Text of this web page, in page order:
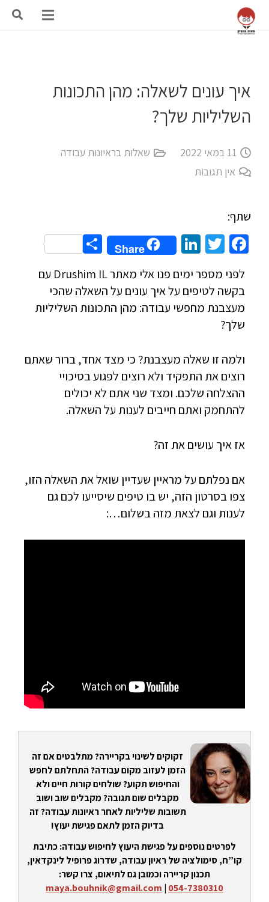
איך עונים לשאלה: מהן התכונות
השליליות שלך?
11 במאי 2022
שאלות בראיונות עבודה
אין תגובות
שתף:
Facebook
Twitter
LinkedIn
Share
Share
לפני מספר ימים פנו אלי מאתר Drushim IL עם
בקשה לטיפים על איך עונים על השאלה שהכי
מעצבנת מחפשי עבודה: מהן התכונות השליליות
שלך?
ולמה זו שאלה מעצבנת? כי מצד אחד, ברור שאתם
רוצים את התפקיד ולא רוצים לפגוע בסיכויי
ההצלחה שלכם. ומצד שני אתם לא יכולים
להתחמק ואתם חייבים לענות על השאלה.
אז איך עושים את זה?
אם נפלתם על מראיין שעדיין שואל את השאלה הזו,
צפו בסרטון הזה, יש בו טיפים שיסייעו לכם גם
לענות וגם לצאת מזה בשלום…:
זקוקים לשינוי בקריירה? מתלבטים אם זה
הזמן לעזוב מקום עבודה? התחלתם לחפש
והחיפוש תקוע? שולחים קורות חיים ולא
מקבלים שום תגובה? מקבלים שוב ושוב
תשובות שליליות לאחר ראיונות עבודה? זה
בדיוק הזמן לתאם פגישת יעוץ!
לפרטים נוספים על פגישת היעוץ לחיפוש עבודה: כתיבת
קו”ח, סימולציה של ראיון עבודה, שדרוג פרופיל לינקדאין,
תכנון קריירה וכמובן גם לתיאום, צרו קשר:
054-7380310
|
maya.bouhnik@gmail.com